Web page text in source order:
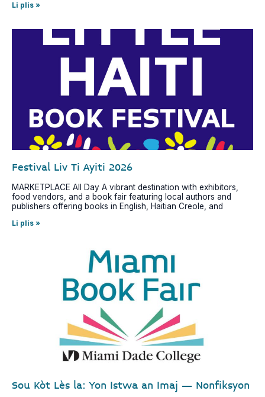
Li plis »
Festival Liv Ti Ayiti 2026
MARKETPLACE All Day A vibrant destination with exhibitors,
food vendors, and a book fair featuring local authors and
publishers offering books in English, Haitian Creole, and
Li plis »
Sou Kòt Lès la: Yon Istwa an Imaj – Nonfiksyon